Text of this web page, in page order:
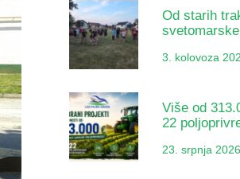
Od starih
3. kolovoza
Više od
22
23. srpnja 2026.